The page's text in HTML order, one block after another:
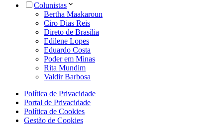
Colunistas
Bertha Maakaroun
Ciro Dias Reis
Direto de Brasília
Edilene Lopes
Eduardo Costa
Poder em Minas
Rita Mundim
Valdir Barbosa
Política de Privacidade
Portal de Privacidade
Política de Cookies
Gestão de Cookies